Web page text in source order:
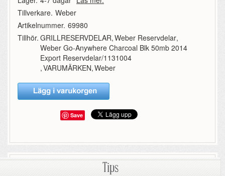
Tillverkare. Weber
Artikelnummer. 69980
Tillhör. GRILLRESERVDELAR,Weber Reservdelar,
Weber Go-Anywhere Charcoal Blk 50mb 2014
Export Reservdelar/1131004
,VARUMÄRKEN,Weber
Save
Tips